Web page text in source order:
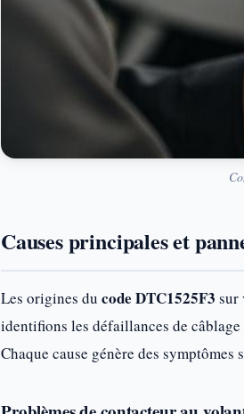
Causes principales et
Les origines du code DTC1525F3 sur
identifions les défaillances de
Chaque cause génère des